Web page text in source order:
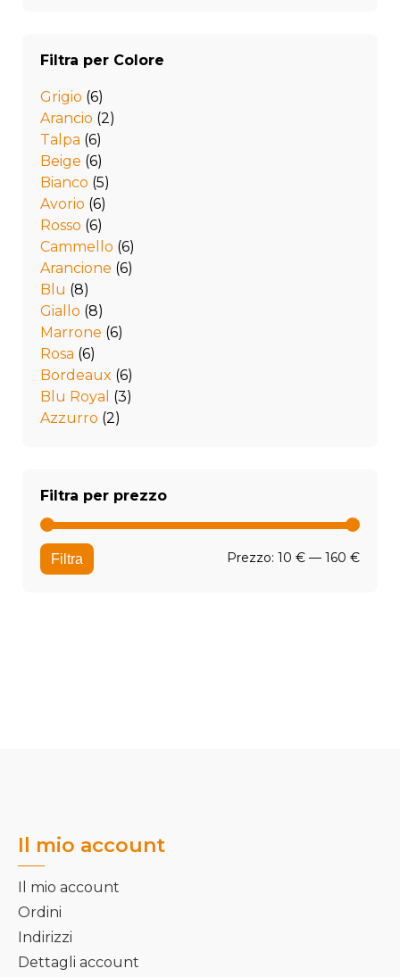
Filtra per Colore
Grigio (6)
Arancio (2)
Talpa (6)
Beige (6)
Bianco (5)
Avorio (6)
Rosso (6)
Cammello (6)
Arancione (6)
Blu (8)
Giallo (8)
Marrone (6)
Rosa (6)
Bordeaux (6)
Blu Royal (3)
Azzurro (2)
Filtra per prezzo
Filtra Prezzo: 10 € — 160 €
Il mio account
Il mio account
Ordini
Indirizzi
Dettagli account